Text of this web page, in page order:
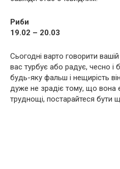
Риби
19.02 – 20.03
Сьогодні варто говорити
вас турбує або радує, чесно і
будь-яку фальш і нещирість
дуже не зрадіє тому, що вона
труднощі, постарайтеся бути